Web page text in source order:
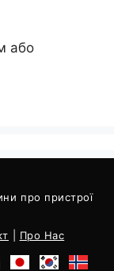
або
про пристрої
Про Нас